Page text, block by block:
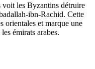
voit les Byzantins détruire
ibn-Rachid. Cette
orientales et marque une
émirats arabes.